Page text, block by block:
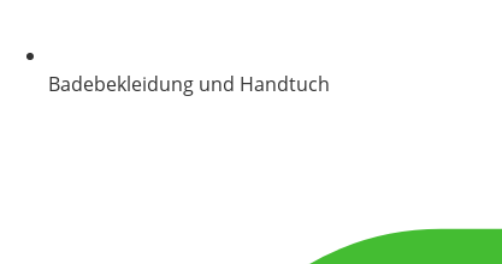
Badebekleidung und Handtuch